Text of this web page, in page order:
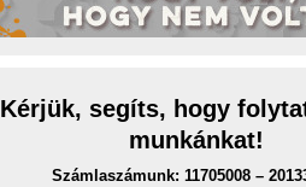
Kérjük, segíts, hogy
munkánkat!
Számlaszámunk: 11705008 –